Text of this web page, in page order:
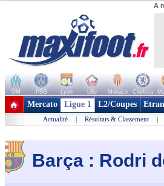
A
OM PSG Lyon Lille Monaco Chelsea
+ de clubs
Mercato Ligue 1 L2/Coupes
Actualité | Résultats & Classement |
Barça : Rodri